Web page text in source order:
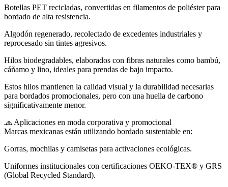
Botellas PET recicladas, convertidas en filamentos de poliéster para
bordado de alta resistencia.
Algodón regenerado, recolectado de excedentes industriales y
reprocesado sin tintes agresivos.
Hilos biodegradables, elaborados con fibras naturales como bambú,
cáñamo y lino, ideales para prendas de bajo impacto.
Estos hilos mantienen la calidad visual y la durabilidad necesarias
para bordados promocionales, pero con una huella de carbono
significativamente menor.
🧢 Aplicaciones en moda corporativa y promocional
Marcas mexicanas están utilizando bordado sustentable en:
Gorras, mochilas y camisetas para activaciones ecológicas.
Uniformes institucionales con certificaciones OEKO-TEX® y GRS
(Global Recycled Standard).